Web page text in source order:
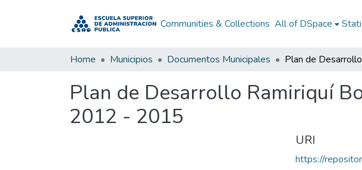
Communities & Collections All of DSpace
Home Municipios Documentos Municipales
Plan de Desarrollo Ramiriquí
2012 - 2015
URI
https://